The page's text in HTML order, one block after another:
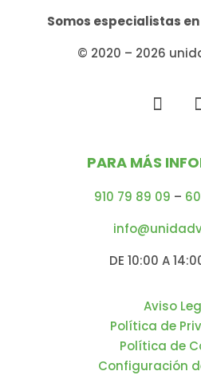
Somos especialistas en
© 2020 – 2026
PARA MÁS
910 79 89 09 –
DE 10:00 A
Aviso
Política de
Política de
Configuración